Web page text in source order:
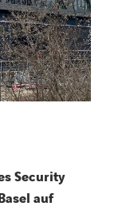
Security
auf